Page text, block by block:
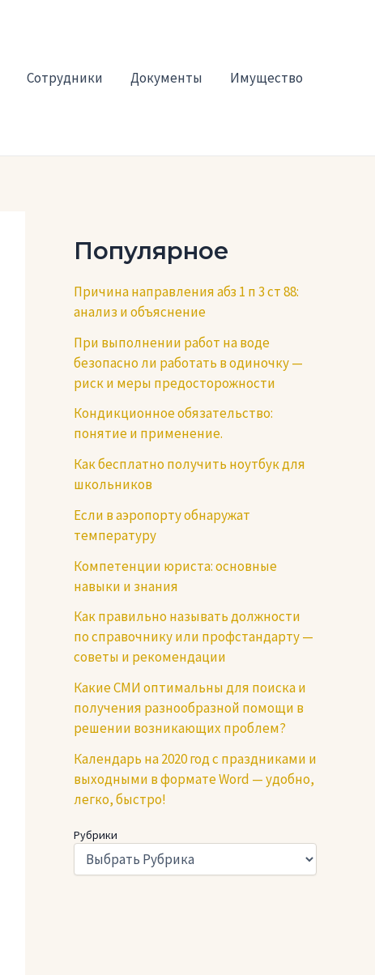
Сотрудники Документы Имущество
Популярное
Причина направления абз 1 п 3 ст 88:
анализ и объяснение
При выполнении работ на воде
безопасно ли работать в одиночку —
риск и меры предосторожности
Кондикционное обязательство:
понятие и применение.
Как бесплатно получить ноутбук для
школьников
Если в аэропорту обнаружат
температуру
Компетенции юриста: основные
навыки и знания
Как правильно называть должности
по справочнику или профстандарту —
советы и рекомендации
Какие СМИ оптимальны для поиска и
получения разнообразной помощи в
решении возникающих проблем?
Календарь на 2020 год с праздниками и
выходными в формате Word — удобно,
легко, быстро!
Рубрики